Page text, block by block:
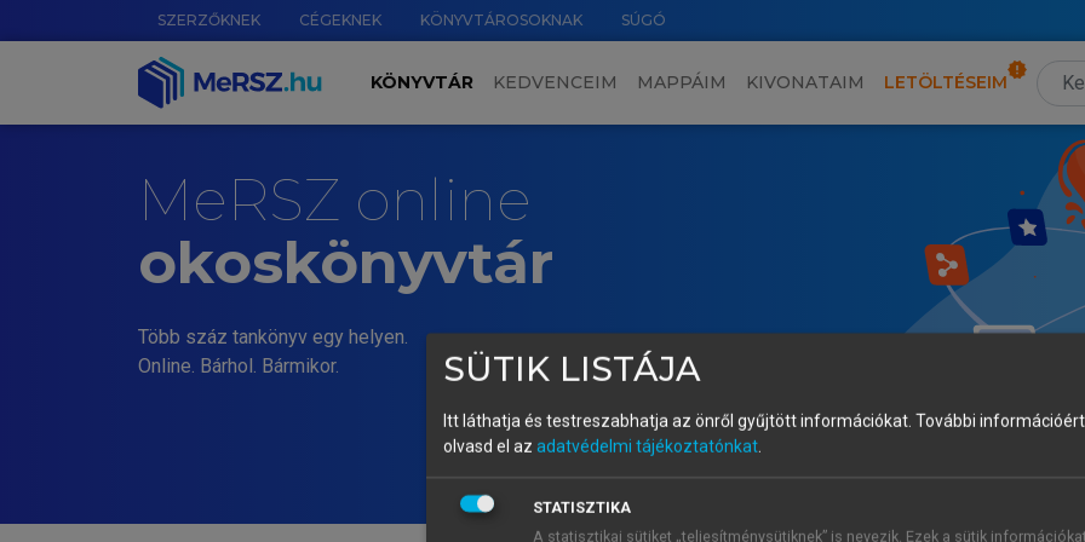
SZERZŐKNEK CÉGEKNEK KÖNYVTÁROSOKNAK SÚGÓ
KÖNYVTÁR KEDVENCEIM MAPPÁIM KIVONATAIM LETÖLTÉSEIM
MeRSZ online
okoskönyvtár
Több száz tankönyv egy helyen.
Online. Bárhol. Bármikor.
SÜTIK LISTÁJA
Itt láthatja és testreszabhatja az önről gyűjtött információkat. További
olvasd el az adatvédelmi tájékoztatónkat.
STATISZTIKA
A statisztikai sütiket „teljesítménysütiknek” is nevezik. Ezek a sütik